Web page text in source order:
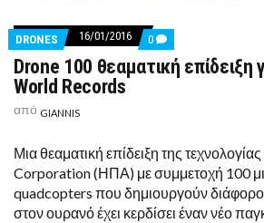
DRONES 16/01/2016 0 COMMENTS
ON
DRONE
GUINNESS
WORLD
RECORDS
Drone 100 θεαματική επίδειξη
World Records
από GIANNIS
Μια θεαματική επίδειξη της
Corporation (ΗΠΑ) με συμμετοχή 100
quadcopters που δημιουργούν
στον ουρανό έχει κερδίσει έναν νέο